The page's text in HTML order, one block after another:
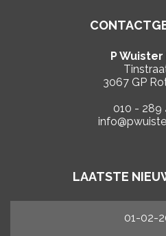
P
3067 GP
010 - 289
LAATSTE
01-02-